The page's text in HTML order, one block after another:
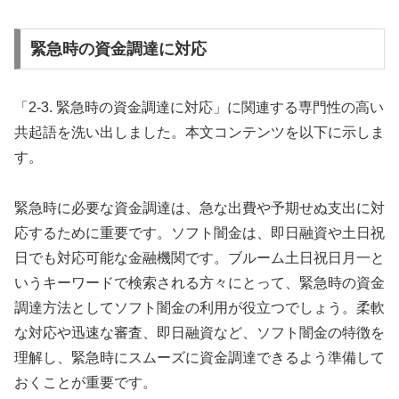
緊急時の資金調達に対応
「2-3. 緊急時の資金調達に対応」に関連する専門性の高い
共起語を洗い出しました。本文コンテンツを以下に示しま
す。
緊急時に必要な資金調達は、急な出費や予期せぬ支出に対
応するために重要です。ソフト闇金は、即日融資や土日祝
日でも対応可能な金融機関です。ブルーム土日祝日月一と
いうキーワードで検索される方々にとって、緊急時の資金
調達方法としてソフト闇金の利用が役立つでしょう。柔軟
な対応や迅速な審査、即日融資など、ソフト闇金の特徴を
理解し、緊急時にスムーズに資金調達できるよう準備して
おくことが重要です。